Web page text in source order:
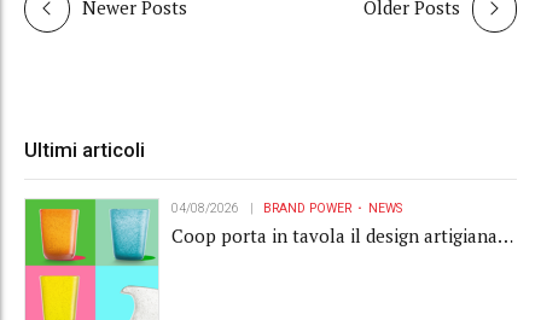
Newer Posts Older Posts
Ultimi articoli
04/08/2026 BRAND POWER NEWS
Coop porta in tavola il design artigianale